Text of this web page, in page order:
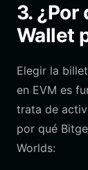
3.
Wallet
Elegir la
en EVM es
trata de
por qué
Worlds: